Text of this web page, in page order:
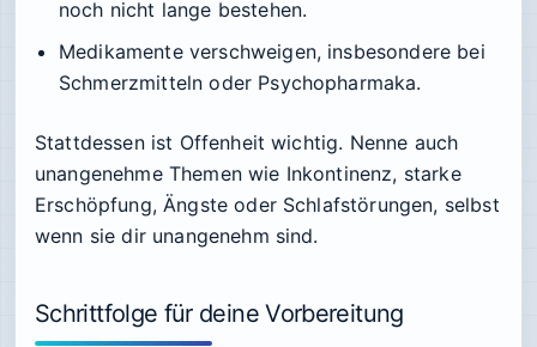
noch nicht lange bestehen.
Medikamente verschweigen, insbesondere bei
Schmerzmitteln oder Psychopharmaka.
Stattdessen ist Offenheit wichtig. Nenne auch
unangenehme Themen wie Inkontinenz, starke
Erschöpfung, Ängste oder Schlafstörungen, selbst
wenn sie dir unangenehm sind.
Schrittfolge für deine Vorbereitung